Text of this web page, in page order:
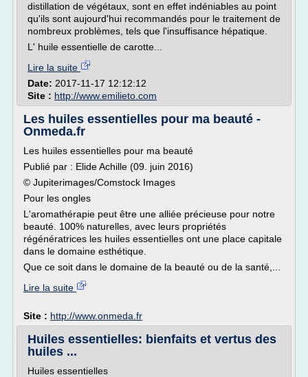
distillation de végétaux, sont en effet indéniables au point
qu'ils sont aujourd'hui recommandés pour le traitement de
nombreux problèmes, tels que l'insuffisance hépatique.
L' huile essentielle de carotte...
Lire la suite
Date: 2017-11-17 12:12:12
Site : http://www.emilieto.com
Les huiles essentielles pour ma beauté -
Onmeda.fr
Les huiles essentielles pour ma beauté
Publié par : Elide Achille (09. juin 2016)
© Jupiterimages/Comstock Images
Pour les ongles
L'aromathérapie peut être une alliée précieuse pour notre
beauté. 100% naturelles, avec leurs propriétés
régénératrices les huiles essentielles ont une place capitale
dans le domaine esthétique.
Que ce soit dans le domaine de la beauté ou de la santé,...
Lire la suite
Site : http://www.onmeda.fr
Huiles essentielles: bienfaits et vertus des
huiles ...
Huiles essentielles